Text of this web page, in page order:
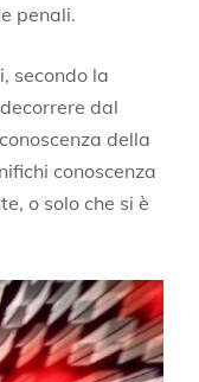
penali.
secondo la
dal
della
conoscenza
o solo che si è